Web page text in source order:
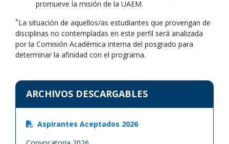
promueve la misión de la UAEM.
*La situación de aquellos/as estudiantes que provengan de
disciplinas no contempladas en este perfil será analizada
por la Comisión Académica interna del posgrado para
determinar la afinidad con el programa.
ARCHIVOS DESCARGABLES
Aspirantes Aceptados 2026